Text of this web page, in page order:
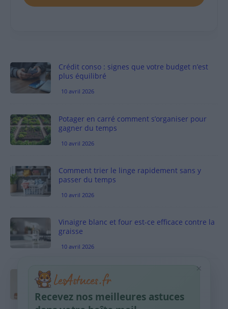
Crédit conso : signes que votre budget n’est
plus équilibré
10 avril 2026
Potager en carré comment s’organiser pour
gagner du temps
10 avril 2026
Comment trier le linge rapidement sans y
passer du temps
10 avril 2026
Vinaigre blanc et four est-ce efficace contre la
graisse
10 avril 2026
Taches pigmentaires : routine simple +
habitudes qui aident
9 avril 2026
×
Recevez nos meilleures astuces